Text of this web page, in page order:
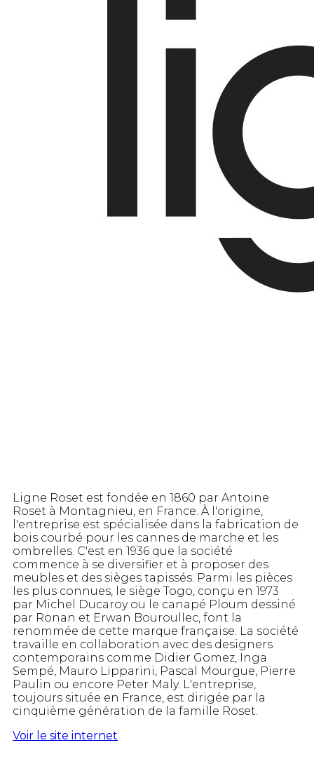
Ligne Roset est fondée en 1860 par Antoine
Roset à Montagnieu, en France. À l'origine,
l'entreprise est spécialisée dans la fabrication de
bois courbé pour les cannes de marche et les
ombrelles. C'est en 1936 que la société
commence à se diversifier et à proposer des
meubles et des sièges tapissés. Parmi les pièces
les plus connues, le siège Togo, conçu en 1973
par Michel Ducaroy ou le canapé Ploum dessiné
par Ronan et Erwan Bouroullec, font la
renommée de cette marque française. La société
travaille en collaboration avec des designers
contemporains comme Didier Gomez, Inga
Sempé, Mauro Lipparini, Pascal Mourgue, Pierre
Paulin ou encore Peter Maly. L'entreprise,
toujours située en France, est dirigée par la
cinquième génération de la famille Roset.
Voir le site internet